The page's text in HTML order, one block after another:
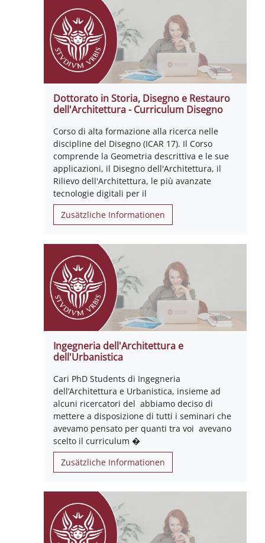
Dottorato in Storia, Disegno e Restauro
dell'Architettura - Curriculum Disegno
Corso di alta formazione alla ricerca nelle
discipline del Disegno (ICAR 17). Il Corso
comprende la Geometria descrittiva e le sue
applicazioni, il Disegno dell'Architettura, il
Rilievo dell'Architettura, le più avanzate
tecnologie digitali per il
Zusätzliche Informationen
Ingegneria dell'Architettura e
dell'Urbanistica
Cari PhD Students di Ingegneria
dell’Architettura e Urbanistica, insieme ad
alcuni ricercatori del abbiamo deciso di
mettere a disposizione di tutti i seminari che
avevamo pensato per quanti tra voi avevano
scelto il curriculum �
Zusätzliche Informationen